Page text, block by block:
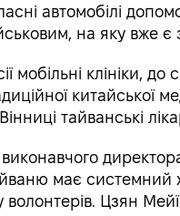
автомобілі
на яку вже є
мобільні клініки,
тайванські
має системний
волонтерів. Цзян